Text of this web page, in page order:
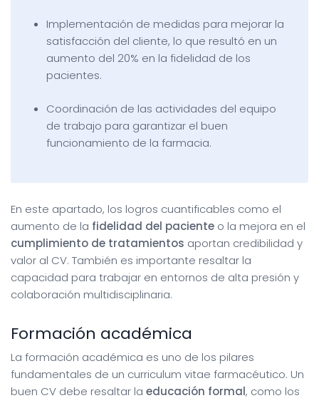
Implementación de medidas para mejorar la
satisfacción del cliente, lo que resultó en un
aumento del 20% en la fidelidad de los
pacientes.
Coordinación de las actividades del equipo
de trabajo para garantizar el buen
funcionamiento de la farmacia.
En este apartado, los logros cuantificables como el
aumento de la fidelidad del paciente o la mejora en el
cumplimiento de tratamientos aportan credibilidad y
valor al CV. También es importante resaltar la
capacidad para trabajar en entornos de alta presión y
colaboración multidisciplinaria.
Formación académica
La formación académica es uno de los pilares
fundamentales de un curriculum vitae farmacéutico. Un
buen CV debe resaltar la educación formal, como los